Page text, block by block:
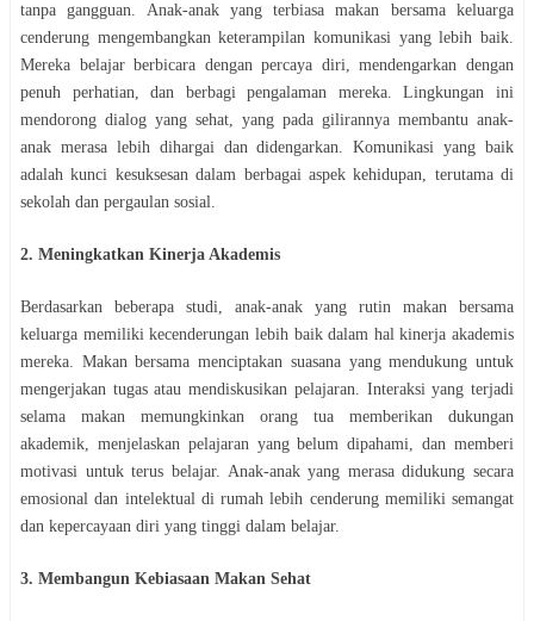
tanpa gangguan. Anak-anak yang terbiasa makan bersama keluarga
cenderung mengembangkan keterampilan komunikasi yang lebih baik.
Mereka belajar berbicara dengan percaya diri, mendengarkan dengan
penuh perhatian, dan berbagi pengalaman mereka. Lingkungan ini
mendorong dialog yang sehat, yang pada gilirannya membantu anak-
anak merasa lebih dihargai dan didengarkan. Komunikasi yang baik
adalah kunci kesuksesan dalam berbagai aspek kehidupan, terutama di
sekolah dan pergaulan sosial.
2. Meningkatkan Kinerja Akademis
Berdasarkan beberapa studi, anak-anak yang rutin makan bersama
keluarga memiliki kecenderungan lebih baik dalam hal kinerja akademis
mereka. Makan bersama menciptakan suasana yang mendukung untuk
mengerjakan tugas atau mendiskusikan pelajaran. Interaksi yang terjadi
selama makan memungkinkan orang tua memberikan dukungan
akademik, menjelaskan pelajaran yang belum dipahami, dan memberi
motivasi untuk terus belajar. Anak-anak yang merasa didukung secara
emosional dan intelektual di rumah lebih cenderung memiliki semangat
dan kepercayaan diri yang tinggi dalam belajar.
3. Membangun Kebiasaan Makan Sehat